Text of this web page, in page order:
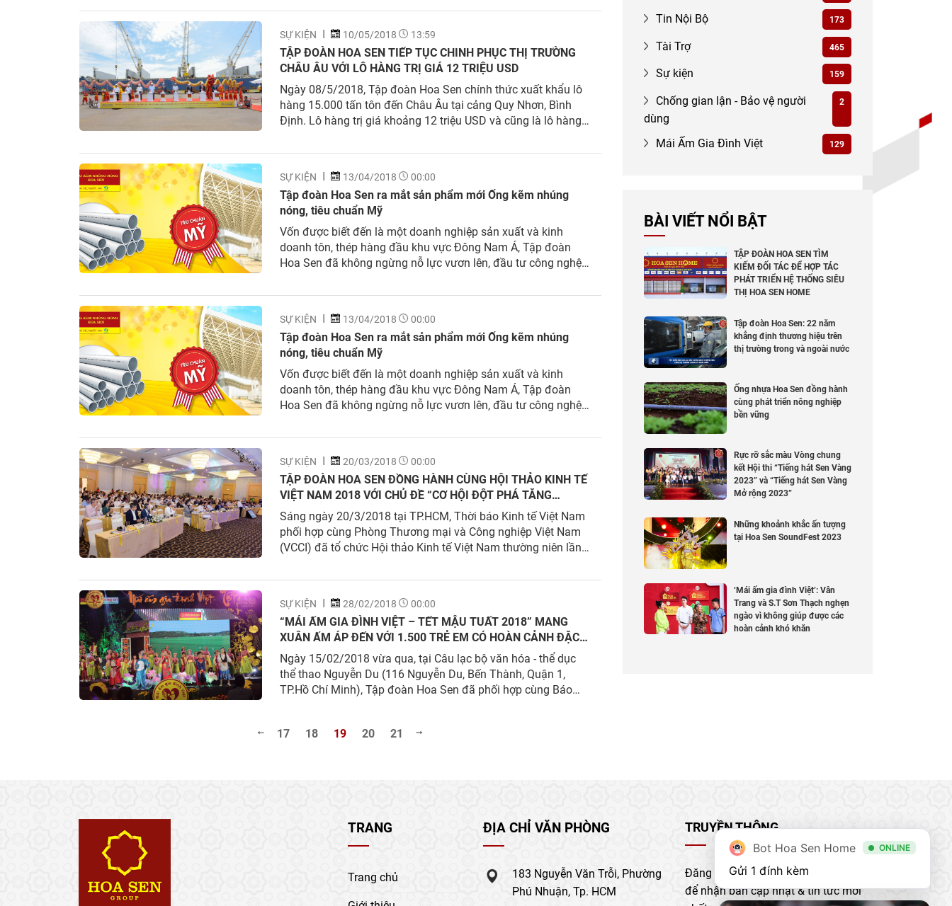
trận Tổ quốc tỉnh và các cơ quan sở, ban, ngành Tỉnh Yên Bái;
Sen và các cơ quan thông tấn báo chí.
SỰ KIỆN 10/05/2018 13:59
TẬP ĐOÀN HOA SEN TIẾP TỤC CHINH PHỤC THỊ TRƯỜNG
CHÂU ÂU VỚI LÔ HÀNG TRỊ GIÁ 12 TRIỆU USD
Ngày 08/5/2018, Tập đoàn Hoa Sen chính thức xuất khẩu lô
hàng 15.000 tấn tôn đến Châu Âu tại cảng Quy Nhơn, Bình
Định. Lô hàng trị giá khoảng 12 triệu USD và cũng là lô hàng
từ Nhà máy Hoa Sen Nhơn Hội – Bình Định thông qua cảng
SỰ KIỆN 13/04/2018 00:00
Tập đoàn Hoa Sen ra mắt sản phẩm mới Ống kẽm nhúng
nóng, tiêu chuẩn Mỹ
Vốn được biết đến là một doanh nghiệp sản xuất và kinh
doanh tôn, thép hàng đầu khu vực Đông Nam Á, Tập đoàn
Hoa Sen đã không ngừng nỗ lực vươn lên, đầu tư công nghệ
nghiên cứu, sáng tạo ra sản phẩm mới nhằm đáp ứng nhu cầu
Tập đoàn Hoa Sen đã chính thức ra mắt sản phẩm mới - ống
kẽm nhúng nóng Hoa Sen.
SỰ KIỆN 13/04/2018 00:00
Tập đoàn Hoa Sen ra mắt sản phẩm mới Ống kẽm nhúng
nóng, tiêu chuẩn Mỹ
Vốn được biết đến là một doanh nghiệp sản xuất và kinh
doanh tôn, thép hàng đầu khu vực Đông Nam Á, Tập đoàn
Hoa Sen đã không ngừng nỗ lực vươn lên, đầu tư công nghệ
nghiên cứu, sáng tạo ra sản phẩm mới nhằm đáp ứng nhu cầu
Tập đoàn Hoa Sen đã chính thức ra mắt sản phẩm mới - ống
kẽm nhúng nóng Hoa Sen.
SỰ KIỆN 20/03/2018 00:00
TẬP ĐOÀN HOA SEN ĐỒNG HÀNH CÙNG HỘI THẢO KINH TẾ
VIỆT NAM 2018 VỚI CHỦ ĐỀ “CƠ HỘI ĐỘT PHÁ TĂNG
TRƯỞNG KINH DOANH”
Sáng ngày 20/3/2018 tại TP.HCM, Thời báo Kinh tế Việt Nam
phối hợp cùng Phòng Thương mại và Công nghiệp Việt Nam
(VCCI) đã tổ chức Hội thảo Kinh tế Việt Nam thường niên lần
doanh”. Tập đoàn Hoa Sen là một trong những đơn vị đồng
SỰ KIỆN 28/02/2018 00:00
“MÁI ẤM GIA ĐÌNH VIỆT – TẾT MẬU TUẤT 2018” MANG
XUÂN ẤM ÁP ĐẾN VỚI 1.500 TRẺ EM CÓ HOÀN CẢNH ĐẶC
BIỆT
Ngày 15/02/2018 vừa qua, tại Câu lạc bộ văn hóa - thể dục
thể thao Nguyễn Du (116 Nguyễn Du, Bến Thành, Quận 1,
TP.Hồ Chí Minh), Tập đoàn Hoa Sen đã phối hợp cùng Báo
đình Việt – Tết Mậu Tuất 2018.
17 18 19 20 21
Tin Nội Bộ 173
Tài Trợ 465
Sự kiện 159
Chống gian lận - Bảo vệ người
dùng
2
Mái Ấm Gia Đình Việt 129
BÀI VIẾT NỔI BẬT
TẬP ĐOÀN HOA SEN TÌM
KIẾM ĐỐI TÁC ĐỂ HỢP TÁC
PHÁT TRIỂN HỆ THỐNG SIÊU
THỊ HOA SEN HOME
Tập đoàn Hoa Sen: 22 năm
khẳng định thương hiệu trên
thị trường trong và ngoài nước
Ống nhựa Hoa Sen đồng hành
cùng phát triển nông nghiệp
bền vững
Rực rỡ sắc màu Vòng chung
kết Hội thi “Tiếng hát Sen Vàng
2023” và “Tiếng hát Sen Vàng
Mở rộng 2023”
Những khoảnh khắc ấn tượng
tại Hoa Sen SoundFest 2023
‘Mái ấm gia đình Việt’: Vân
Trang và S.T Sơn Thạch nghẹn
ngào vì không giúp được các
hoàn cảnh khó khăn
TRANG
Trang chủ
ĐỊA CHỈ VĂN PHÒNG
183 Nguyễn Văn Trỗi, Phường
Phú Nhuận, Tp. HCM
TRUYỀN THÔNG
Đăng ký nhận bản tin của chúng tôi
để nhận bản cập nhật & tin tức mới
Bot Hoa Sen Home ONLINE
Gửi 1 đính kèm